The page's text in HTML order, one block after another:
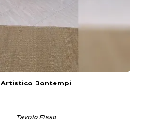
Artistico Bontempi
Tavolo Fisso